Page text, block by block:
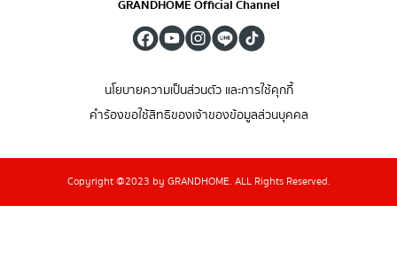
GRANDHOME Official Channel
นโยบายความเป็นส่วนตัว และการใช้คุกกี้
คำร้องขอใช้สิทธิของเจ้าของข้อมูลส่วนบุคคล
Copyright @2023 by GRANDHOME. ALL Rights Reserved.